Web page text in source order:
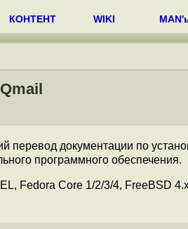
КОНТЕНТ WIKI
перевод документации по
программного обеспечения.
Fedora Core 1/2/3/4, FreeBSD